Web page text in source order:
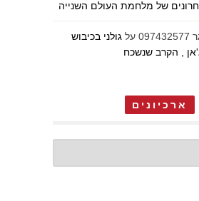
של מלחמת העולם השנייה
על גולני בכיבוש
, הקרב שנשכח
ארכיונים